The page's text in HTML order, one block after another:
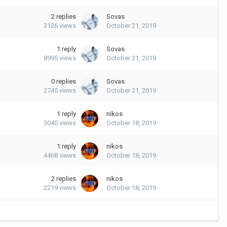
2 replies
3126 views
Sovas
October 21, 2019
1 reply
8995 views
Sovas
October 21, 2019
0 replies
2745 views
Sovas
October 21, 2019
1 reply
3040 views
nikos
October 18, 2019
1 reply
4468 views
nikos
October 18, 2019
2 replies
2219 views
nikos
October 18, 2019